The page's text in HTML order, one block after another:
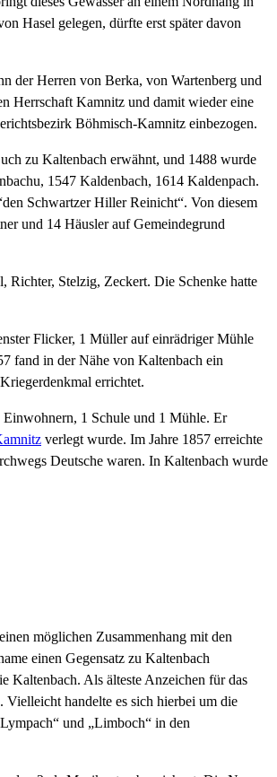
Hasel gelegen, dürfte erst später davon
der Herren von Berka, von Wartenberg und
Herrschaft Kamnitz und damit wieder eine
Böhmisch-Kamnitz einbezogen.
zu Kaltenbach erwähnt, und 1488 wurde
1547 Kaldenbach, 1614 Kaldenpach.
Schwartzer Hiller Reinicht“. Von diesem
und 14 Häusler auf Gemeindegrund
Stelzig, Zeckert. Die Schenke hatte
Flicker, 1 Müller auf einrädriger Mühle
fand in der Nähe von Kaltenbach ein
errichtet.
1 Schule und 1 Mühle. Er
verlegt wurde. Im Jahre 1857 erreichte
Deutsche waren. In Kaltenbach wurde
möglichen Zusammenhang mit den
einen Gegensatz zu Kaltenbach
Kaltenbach. Als älteste Anzeichen für das
Vielleicht handelte es sich hierbei um die
und „Limboch“ in den